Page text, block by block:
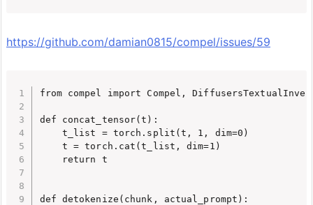
https://github.com/damian0815/compel/issues/59
from compel import Compel,
def concat_tensor(t):
    t_list = torch.split(t, 1, dim=0)
    t = torch.cat(t_list, dim=1)
    return t
def detokenize(chunk, actual_prompt):